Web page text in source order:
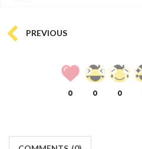
PREVIOUS
0 0 0